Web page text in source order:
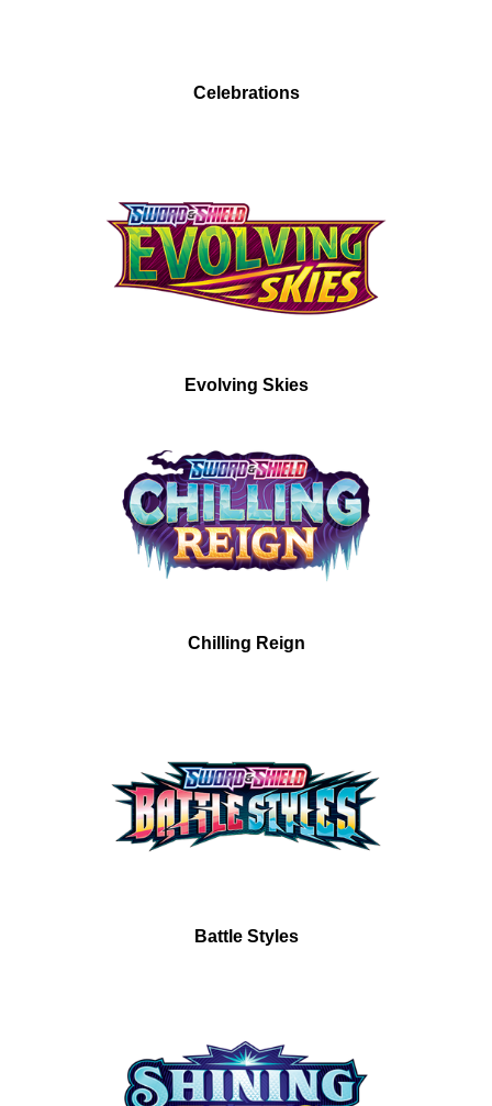
Celebrations
Evolving Skies
Chilling Reign
Battle Styles